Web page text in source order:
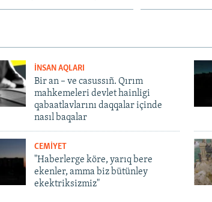
İNSAN AQLARI
Bir an – ve casussıñ. Qırım
mahkemeleri devlet hainligi
qabaatlavlarını daqqalar içinde
nasıl baqalar
CEMİYET
"Haberlerge köre, yarıq bere
ekenler, amma biz bütünley
ekektriksizmiz"